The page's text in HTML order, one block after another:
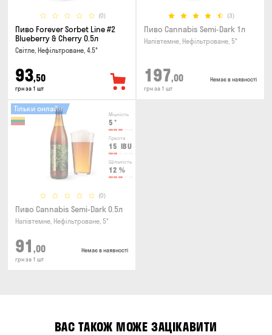
(0)
Пиво Forever Sorbet Line #2
Blueberry & Cherry 0.5л
Світле, Нефільтроване, 4.5°
93,50
грн за 1 шт
(3)
Пиво Cannabis Semi-Dark 1л
Напівтемне, Нефільтроване, 5°
197,00
грн за 1 шт
Немає в наявності
Міцність
5 °
Гіркота
15 IBU
Щільність
12 %
(0)
Тільки онлайн
Пиво Cannabis Semi-Dark 0.5л
Напівтемне, Нефільтроване, 5°
91 ,00
грн за 1 шт
Немає в наявності
ВАС ТАКОЖ МОЖЕ ЗАЦІКАВИТИ